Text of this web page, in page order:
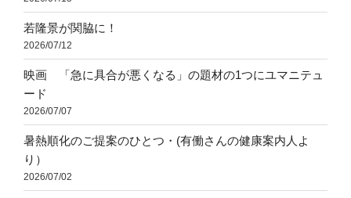
若隆景が関脇に！
2026/07/12
映画 「急に具合が悪くなる」の題材の1つにユマニテュ
ード
2026/07/07
暑熱順化のご提案のひとつ・(有働さんの健康案内人よ
り）
2026/07/02